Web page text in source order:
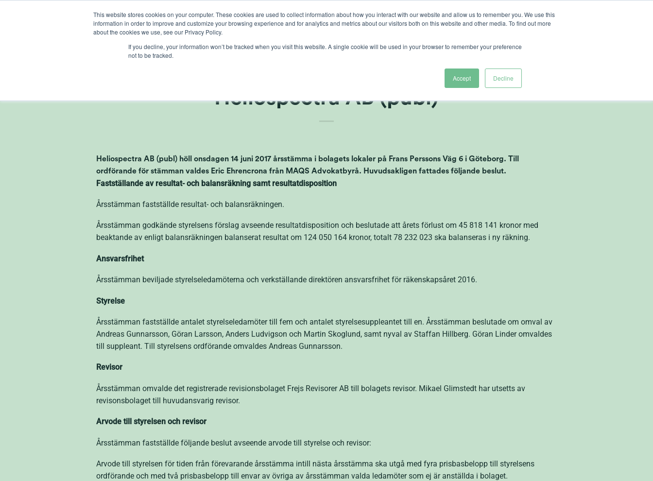
This website stores cookies on your computer. These cookies are used to collect information about how you interact with our website and allow us to remember you. We use this
information in order to improve and customize your browsing experience and for analytics and metrics about our visitors both on this website and other media. To find out more
about the cookies we use, see our Privacy Policy.
If you decline, your information won’t be tracked when you visit this website. A single cookie will be used in your browser to remember your preference
not to be tracked.
Accept Decline
lichten gewasbescherming teelt kennis over Heliospectra
Kommuniké från årstämma 2017 i
Heliospectra AB (publ)
Heliospectra AB (publ) höll onsdagen 14 juni 2017 årsstämma i bolagets lokaler på Frans Perssons Väg 6 i Göteborg. Till
ordförande för stämman valdes Eric Ehrencrona från MAQS Advokatbyrå. Huvudsakligen fattades följande beslut.
Fastställande av resultat- och balansräkning samt resultatdisposition
Årsstämman fastställde resultat- och balansräkningen.
Årsstämman godkände styrelsens förslag avseende resultatdisposition och beslutade att årets förlust om 45 818 141 kronor med
beaktande av enligt balansräkningen balanserat resultat om 124 050 164 kronor, totalt 78 232 023 ska balanseras i ny räkning.
Ansvarsfrihet
Årsstämman beviljade styrelseledamöterna och verkställande direktören ansvarsfrihet för räkenskapsåret 2016.
Styrelse
Årsstämman fastställde antalet styrelseledamöter till fem och antalet styrelsesuppleantet till en. Årsstämman beslutade om omval av
Andreas Gunnarsson, Göran Larsson, Anders Ludvigson och Martin Skoglund, samt nyval av Staffan Hillberg. Göran Linder omvaldes
till suppleant. Till styrelsens ordförande omvaldes Andreas Gunnarsson.
Revisor
Årsstämman omvalde det registrerade revisionsbolaget Frejs Revisorer AB till bolagets revisor. Mikael Glimstedt har utsetts av
revisonsbolaget till huvudansvarig revisor.
Arvode till styrelsen och revisor
Årsstämman fastställde följande beslut avseende arvode till styrelse och revisor:
Arvode till styrelsen för tiden från förevarande årsstämma intill nästa årsstämma ska utgå med fyra prisbasbelopp till styrelsens
ordförande och med två prisbasbelopp till envar av övriga av årsstämman valda ledamöter som ej är anställda i bolaget.